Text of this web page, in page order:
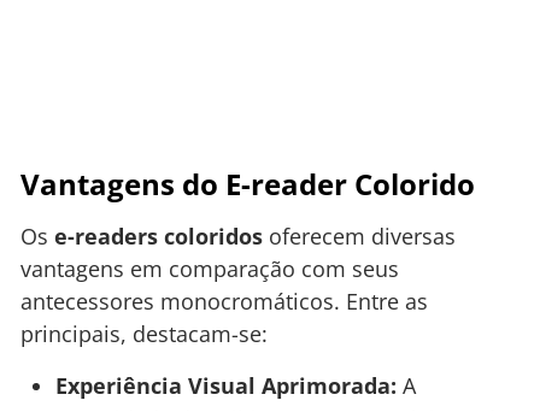
Vantagens do E-reader Colorido
Os e-readers coloridos oferecem diversas
vantagens em comparação com seus
antecessores monocromáticos. Entre as
principais, destacam-se:
Experiência Visual Aprimorada: A